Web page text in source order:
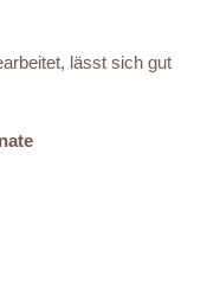
lässt sich gut